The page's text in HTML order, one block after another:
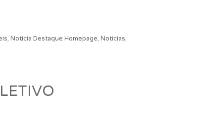
, Noticia Destaque Homepage, Notícias,